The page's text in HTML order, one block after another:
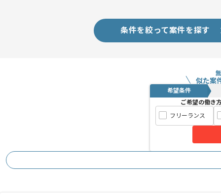
条件を絞って案件を探す
似た案
希望条件
ご希望の働き
フリーランス